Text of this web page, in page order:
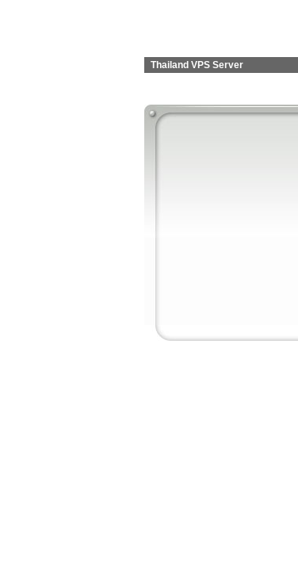
Thailand VPS Server